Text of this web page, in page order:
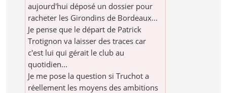
aujourd'hui déposé un dossier pour
racheter les Girondins de Bordeaux...
Je pense que le départ de Patrick
Trotignon va laisser des traces car
c'est lui qui gérait le club au
quotidien...
Je me pose la question si Truchot a
réellement les moyens des ambitions